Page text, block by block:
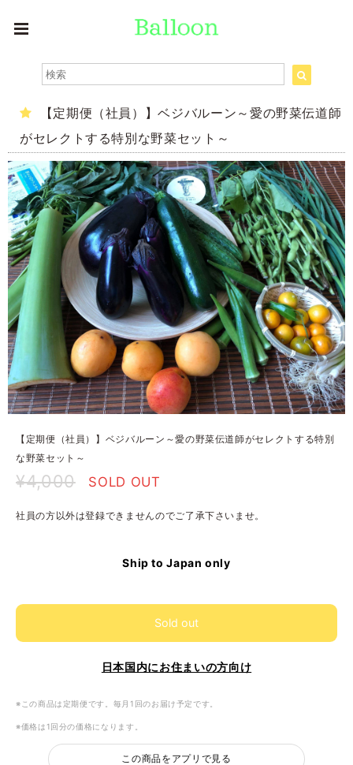
【定期便（社員）】ベジバルーン～愛の野菜伝道師
がセレクトする特別な野菜セット～
【定期便（社員）】ベジバルーン～愛の野菜伝道師がセレクトする特別
な野菜セット～
¥4,000 SOLD OUT
社員の方以外は登録できませんのでご了承下さいませ。
Ship to Japan only
Sold out
日本国内にお住まいの方向け
※この商品は定期便です。毎月1回のお届け予定です。
※価格は1回分の価格になります。
この商品をアプリで見る